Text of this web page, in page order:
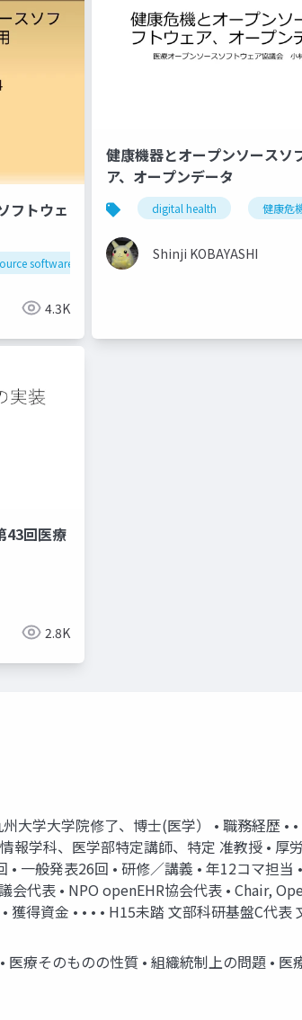
フトウェ
software
4.3K
健康機器とオープンソースソ
ア、オープンデータ
digital health 健康危
Shinji KOBAYASHI
43回医療
2.8K
大学大学院修了、博士(医学） • 職務経歴 •
学科、医学部特定講師、特定 准教授 • 厚
一般発表26回 • 研修／講義 • 年12コマ担
会代表 • NPO openEHR協会代表 • Chair,
資金 • • • • H15未踏 文部科研基盤C代表
療そのものの性質 • 組織統制上の問題 •